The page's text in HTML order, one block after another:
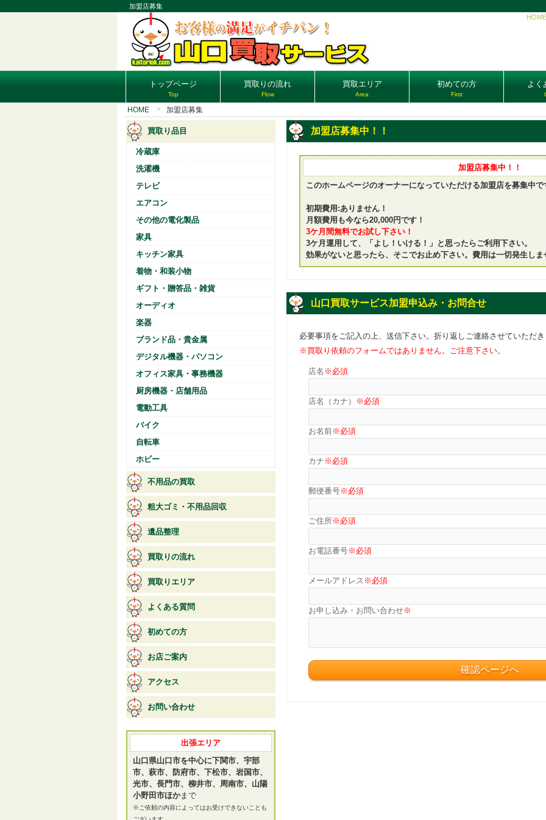
加盟店募集
トップページ
Top
買取りの流れ
Flow
買取エリア
Area
初めての方
First
よく
HOME 加盟店募集
加盟店募集中！！
加盟店募集中！！
このホームページのオーナーになっていただける加盟店を募集中で
初期費用:ありません！
月額費用も今なら20,000円です！
3ケ月間無料でお試し下さい！
3ケ月運用して、「よし！いける！」と思ったらご利用下さい。
効果がないと思ったら、そこでお止め下さい。費用は一切発生しま
山口買取サービス加盟申込み・お問合せ
必要事項をご記入の上、送信下さい。折り返しご連絡させていただ
※買取り依頼のフォームではありません。ご注意下さい。
店名 ※必須
店名（カナ） ※必須
お名前※必須
カナ ※必須
郵便番号※必須
ご住所※必須
お電話番号※必須
メールアドレス ※必須
お申し込み・お問い合わせ※
買取り品目
冷蔵庫
洗濯機
テレビ
エアコン
その他の電化製品
家具
キッチン家具
着物・和装小物
ギフト・贈答品・雑貨
オーディオ
楽器
ブランド品・貴金属
デジタル機器・パソコン
オフィス家具・事務機器
厨房機器・店舗用品
電動工具
バイク
自転車
ホビー
不用品の買取
粗大ゴミ・不用品回収
遺品整理
買取りの流れ
買取りエリア
よくある質問
初めての方
お店ご案内
アクセス
お問い合わせ
出張エリア
山口県山口市を中心に下関市、宇部
市、萩市、防府市、下松市、岩国市、
光市、長門市、柳井市、周南市、山陽
小野田市ほかまで
※ご依頼の内容によってはお受けできないことも